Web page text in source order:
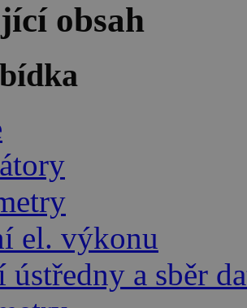
obsah
el. výkonu
a sběr